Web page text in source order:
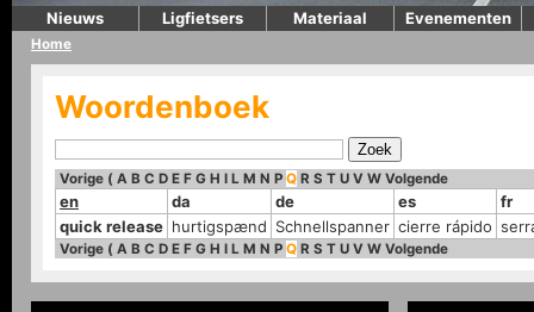
Nieuws Ligfietsers Materiaal Evenementen
Home
Woordenboek
Vorige ( A B C D E F G H I L M N P Q R S T U V W Volgende
en da de es
fr
quick release hurtigspænd Schnellspanner cierre rápido
Vorige ( A B C D E F G H I L M N P Q R S T U V W Volgende